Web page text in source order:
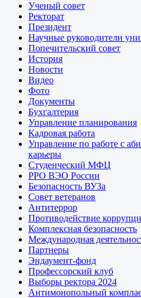
Ученый совет
Ректорат
Президент
Научные руководители
Попечительский совет
История
Новости
Видео
Фото
Документы
Бухгалтерия
Управление планирования
Кадровая работа
Управление по работе с
карьеры
Студенческий МФЦ
РРО ВЭО России
Безопасность ВУЗа
Совет ветеранов
Антитеррор
Противодействие
Комплексная безопасность
Международная
Партнеры
Эндаумент-фонд
Профессорский клуб
Выборы ректора 2024
Антимонопольный